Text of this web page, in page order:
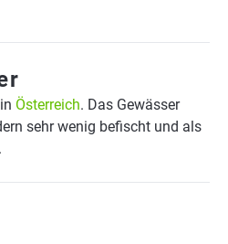
Österreich. Das Gewässer
sehr wenig befischt und als